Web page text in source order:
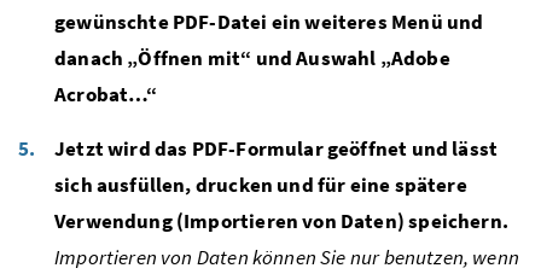
gewünschte PDF-Datei ein weiteres Menü und
danach „Öffnen mit“ und Auswahl „Adobe
Acrobat…“
Jetzt wird das PDF-Formular geöffnet und lässt
sich ausfüllen, drucken und für eine spätere
Verwendung (Importieren von Daten) speichern.
Importieren von Daten können Sie nur benutzen, wenn